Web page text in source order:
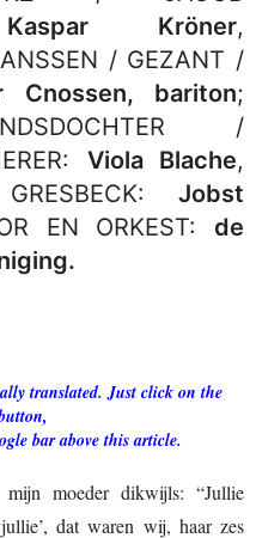
Kaspar Kröner,
/ GEZANT /
Cnossen, bariton;
/
Viola Blache,
Jobst
EN ORKEST: de
translated. Just click on the
bar above this article.
moeder dikwijls: “Jullie
dat waren wij, haar zes